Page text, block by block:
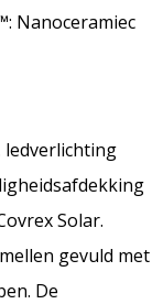
Nanoceramiec
ledverlichting
Solar.
gevuld met
De